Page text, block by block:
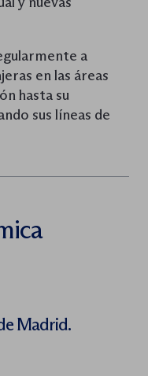
a
en las áreas
hasta su
sus líneas de
Madrid.